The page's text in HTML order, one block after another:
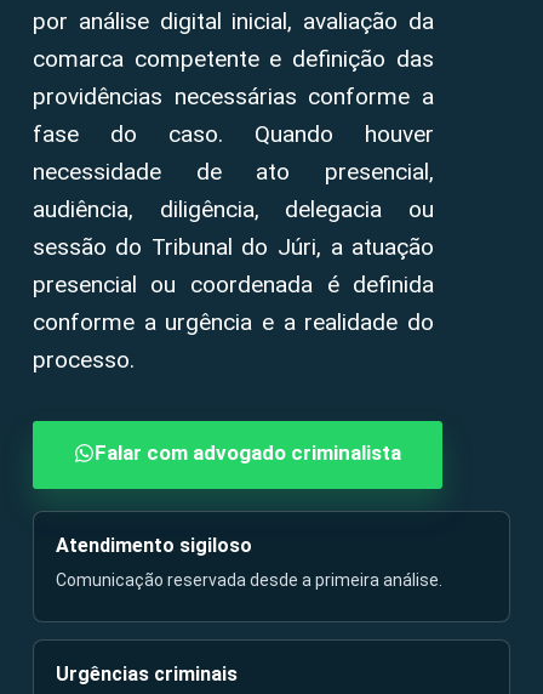
por análise digital inicial, avaliação da
comarca competente e definição das
providências necessárias conforme a
fase do caso. Quando houver
necessidade de ato presencial,
audiência, diligência, delegacia ou
sessão do Tribunal do Júri, a atuação
presencial ou coordenada é definida
conforme a urgência e a realidade do
processo.
Falar com advogado criminalista
Atendimento sigiloso
Comunicação reservada desde a primeira análise.
Urgências criminais